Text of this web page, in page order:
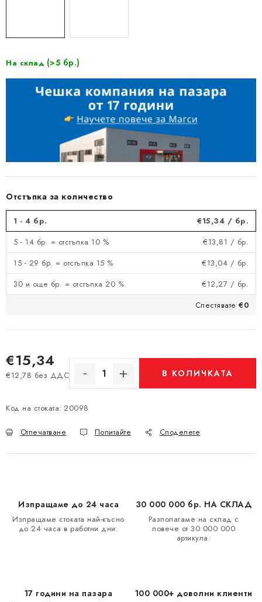
На склад (>5 бр.)
Отстъпка за количество
1 - 4 бр. €15,34 / бр.
5 - 14 бр. = отстъпка 10 %
€13,81 / бр.
15 - 29 бр. = отстъпка 15 %
€13,04 / бр.
30 и още бр. = отстъпка 20 %
€12,27 / бр.
Спестявате €0
€15,34
€12,78 без ДДС
Измерване на цената:
В КОЛИЧКАТА
Код на стоката: 20098
Отпечатване Попитайте Споделете
Изпращаме до 24 часа
Изпращаме стоката най-късно
до 24 часа в работни дни.
30 000 000 бр. НА СКЛАД
Разполагаме на склад с
повече от 30 000 000
артикула.
17 години на пазара 100 000+ доволни клиенти